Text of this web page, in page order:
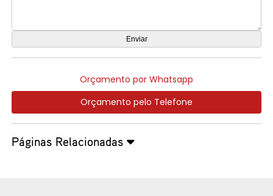
Orçamento por Whatsapp
Orçamento pelo Telefone
Páginas Relacionadas